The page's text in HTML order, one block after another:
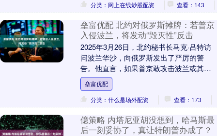
分类：网上在线炒股配资
查看：143
垒富优配 北约对俄罗斯摊牌：若普京
入侵波兰，将发动“毁灭性”反击
2025年3月26日，北约秘书长马克·吕特访
问波兰华沙，向俄罗斯发出了严厉的警
告。他直言，如果普京敢攻击波兰或其他
北约成员国，北约将毫不犹豫地进行强力
反击，而这....
垒富优配
分类：什么是场外配资
查看：173
億策略 内塔尼亚胡没想到，哈马斯最
后一刻妥协了，真让特朗普办成了？